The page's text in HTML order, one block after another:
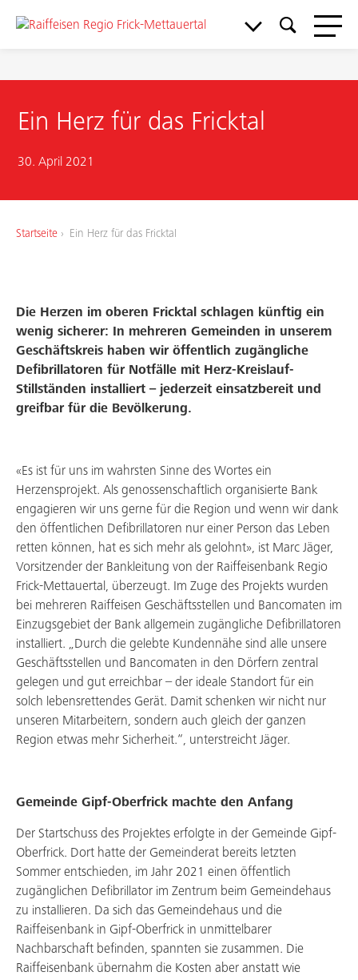
Service & Support
Aktuelles & Angebote
Über uns
Arbeiten bei uns
Ein Herz für das Fricktal
30. April 2021
Startseite Ein Herz für das Fricktal
Die Herzen im oberen Fricktal schlagen künftig ein
wenig sicherer: In mehreren Gemeinden in unserem
Geschäftskreis haben wir öffentlich zugängliche
Defibrillatoren für Notfälle mit Herz-Kreislauf-
Stillständen installiert – jederzeit einsatzbereit und
greifbar für die Bevölkerung.
«Es ist für uns im wahrsten Sinne des Wortes ein
Herzensprojekt. Als genossenschaftlich organisierte Bank
engagieren wir uns gerne für die Region und wenn wir dank
den öffentlichen Defibrillatoren nur einer Person das Leben
retten können, hat es sich mehr als gelohnt», ist Marc Jäger,
Vorsitzender der Bankleitung von der Raiffeisenbank Regio
Frick-Mettauertal, überzeugt. Im Zuge des Projekts wurden
bei mehreren Raiffeisen Geschäftsstellen und Bancomaten im
Einzugsgebiet der Bank allgemein zugängliche Defibrillatoren
installiert. „Durch die gelebte Kundennähe sind alle unsere
Geschäftsstellen und Bancomaten in den Dörfern zentral
gelegen und gut erreichbar – der ideale Standort für ein
solch lebensrettendes Gerät. Damit schenken wir nicht nur
unseren Mitarbeitern, sondern auch gleich der ganzen
Region etwas mehr Sicherheit.“, unterstreicht Jäger.
Gemeinde Gipf-Oberfrick machte den Anfang
Der Startschuss des Projektes erfolgte in der Gemeinde Gipf-
Oberfrick. Dort hatte der Gemeinderat bereits letzten
Sommer entschieden, im Jahr 2021 einen öffentlich
zugänglichen Defibrillator im Zentrum beim Gemeindehaus
zu installieren. Da sich das Gemeindehaus und die
Raiffeisenbank in Gipf-Oberfrick in unmittelbarer
Nachbarschaft befinden, spannten sie zusammen. Die
Raiffeisenbank übernahm die Kosten aber anstatt wie